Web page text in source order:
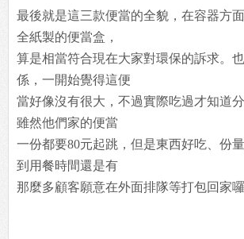
最後就是這三款便當的全貌，在容器方
全紙製的便當盒，
算是相當符合現在大家對環保的訴求。
係，一開始覺得這便
當好像沒有很大，不過實際吃過才知道
雖然他們家的便當
一份都要80元起跳，但是東西好吃、份
到用餐時間還是有
那麼多顧客願意在外面排隊等打包回家囉